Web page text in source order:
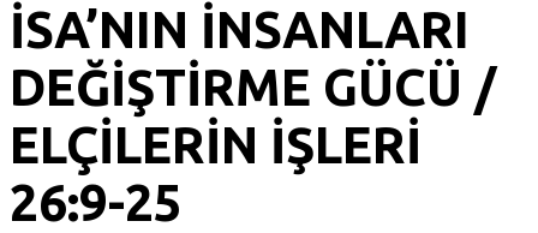
İSA’NIN İNSANLARI
DEĞİŞTİRME GÜCÜ /
ELÇİLERİN İŞLERİ
26:9-25